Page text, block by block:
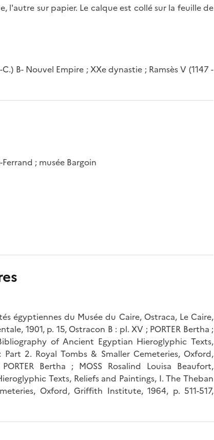
l'autre sur papier. Le calque est collé sur la feuille de
B- Nouvel Empire ; XXe dynastie ; Ramsès V (1147 -
; musée Bargoin
égyptiennes du Musée du Caire, Ostraca, Le Caire,
1901, p. 15, Ostracon B : pl. XV ; PORTER Bertha ;
of Ancient Egyptian Hieroglyphic Texts,
2. Royal Tombs & Smaller Cemeteries, Oxford,
Bertha ; MOSS Rosalind Louisa Beaufort,
Texts, Reliefs and Paintings, I. The Theban
Oxford, Griffith Institute, 1964, p. 511-517,